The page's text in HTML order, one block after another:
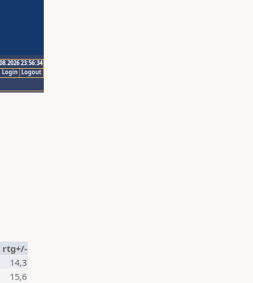
23:56:34
Logout
Login
rtg+/-
14,3
15,6